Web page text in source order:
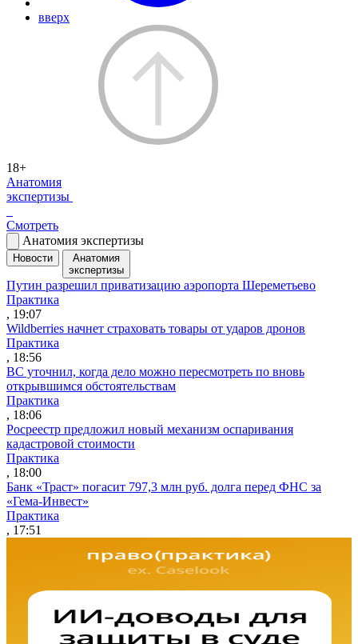
вверх
18+
Анатомия
экспертизы
Смотреть
Анатомия экспертизы
Новости
Анатомия
экспертизы
Путин разрешил приватизацию аэропорта Шереметьево
Практика
, 19:07
Wildberries начнет страховать товары от ударов дронов
Практика
, 18:56
ВС уточнил, когда дело можно пересмотреть по вновь
открывшимся обстоятельствам
Практика
, 18:06
Росреестр предложил новый механизм оспаривания
кадастровой стоимости
Практика
, 18:00
Банк «Траст» погасит 797,3 млн руб. долга перед ФНС за
«Гема-Инвест»
Практика
, 17:51